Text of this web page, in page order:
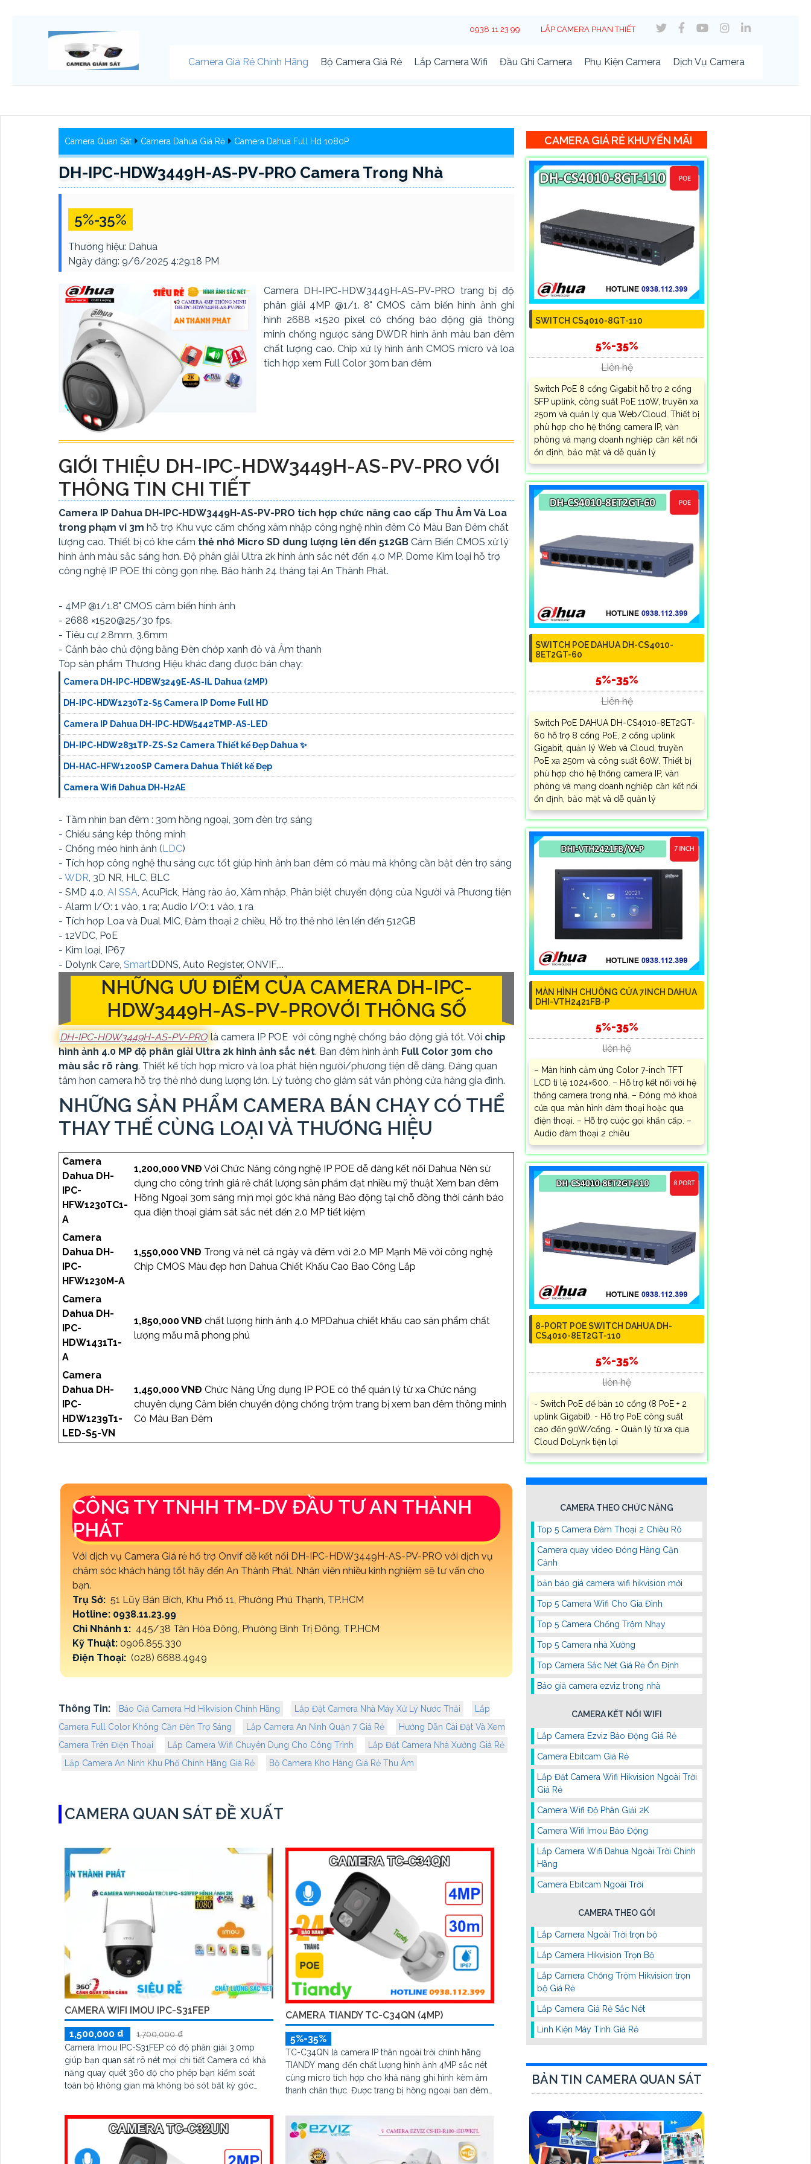
0938 11 23 99 LẮP CAMERA PHAN THIẾT
Camera Giá Rẻ Chính Hãng Bộ Camera Giá Rẻ Lắp Camera Wifi Đầu Ghi Camera Phụ Kiện Camera Dịch Vụ Camera
Camera Quan Sát Camera Dahua Giá Rẻ Camera Dahua Full Hd 1080P
DH-IPC-HDW3449H-AS-PV-PRO Camera Trong Nhà
5%-35%
Thương hiệu: Dahua
Ngày đăng: 9/6/2025 4:29:18 PM
Camera DH-IPC-HDW3449H-AS-PV-PRO trang bị độ
phân giải 4MP @1/1. 8" CMOS cảm biến hình ảnh ghi
hình 2688 ×1520 pixel có chống báo động giả thông
minh chống ngược sáng DWDR hình ảnh màu ban đêm
chất lượng cao. Chip xử lý hình ảnh CMOS micro và loa
tích hợp xem Full Color 30m ban đêm
GIỚI THIỆU DH-IPC-HDW3449H-AS-PV-PRO VỚI
THÔNG TIN CHI TIẾT
Camera IP Dahua DH-IPC-HDW3449H-AS-PV-PRO tích hợp chức năng cao cấp Thu Âm Và Loa
trong phạm vi 3m hỗ trợ Khu vực cấm chống xâm nhập công nghệ nhìn đêm Có Màu Ban Ðêm chất
lượng cao. Thiết bị có khe cắm thẻ nhớ Micro SD dung lượng lên đến 512GB Cảm Biến CMOS xử lý
hình ảnh màu sắc sáng hơn. Độ phân giải Ultra 2k hình ảnh sắc nét đến 4.0 MP. Dome Kim loại hỗ trợ
công nghệ IP POE thi công gọn nhẹ. Bảo hành 24 tháng tại An Thành Phát.
- 4MP @1/1.8" CMOS cảm biến hình ảnh
- 2688 ×1520@25/30 fps.
- Tiêu cự 2.8mm, 3.6mm
- Cảnh báo chủ động bằng Đèn chớp xanh đỏ và Âm thanh
Top sản phẩm Thương Hiệu khác đang được bán chạy:
Camera DH-IPC-HDBW3249E-AS-IL Dahua (2MP)
DH-IPC-HDW1230T2-S5 Camera IP Dome Full HD
Camera IP Dahua DH-IPC-HDW5442TMP-AS-LED
DH-IPC-HDW2831TP-ZS-S2 Camera Thiết kế Đẹp Dahua ✨
DH-HAC-HFW1200SP Camera Dahua Thiết kế Đẹp
Camera Wifi Dahua DH-H2AE
- Tầm nhìn ban đêm : 30m hồng ngoại, 30m đèn trợ sáng
- Chiếu sáng kép thông minh
- Chống méo hình ảnh ( LDC)
- Tích hợp công nghệ thu sáng cực tốt giúp hình ảnh ban đêm có màu mà không cần bật đèn trợ sáng
- WDR, 3D NR, HLC, BLC
- SMD 4.0, AI SSA, AcuPick, Hàng rào ảo, Xâm nhập, Phân biệt chuyển động của Người và Phương tiện
- Alarm I/O: 1 vào, 1 ra; Audio I/O: 1 vào, 1 ra
- Tích hợp Loa và Dual MIC, Đàm thoại 2 chiều, Hỗ trợ thẻ nhớ lên lến đến 512GB
- 12VDC, PoE
- Kim loại, IP67
- Dolynk Care, SmartDDNS, Auto Register, ONVIF,...
NHỮNG ƯU ĐIỂM CỦA CAMERA DH-IPC-
HDW3449H-AS-PV-PROVỚI THÔNG SỐ
DH-IPC-HDW3449H-AS-PV-PRO là camera IP POE với công nghệ chống báo động giả tốt. Với chip
hình ảnh 4.0 MP độ phân giải Ultra 2k hình ảnh sắc nét. Ban đêm hình ảnh Full Color 30m cho
màu sắc rõ ràng. Thiết kế tích hợp micro và loa phát hiện người/phương tiện dễ dàng. Đáng quan
tâm hơn camera hỗ trợ thẻ nhớ dung lượng lớn. Lý tưởng cho giám sát văn phòng cửa hàng gia đình.
NHỮNG SẢN PHẨM CAMERA BÁN CHẠY CÓ THỂ
THAY THẾ CÙNG LOẠI VÀ THƯƠNG HIỆU
Camera
Dahua DH-
IPC-
HFW1230TC1-
A
1,200,000 VNĐ Với Chức Năng công nghệ IP POE dễ dàng kết nối Dahua Nên sử
dụng cho công trình giá rẻ chất lượng sản phẩm đạt nhiều mỹ thuật Xem ban đêm
Hồng Ngoại 30m sáng mịn mọi góc khả năng Báo động tại chỗ đồng thời cảnh báo
qua điện thoại giám sát sắc nét đến 2.0 MP tiết kiệm
Camera
Dahua DH-
IPC-
HFW1230M-A
1,550,000 VNĐ Trong và nét cả ngày và đêm với 2.0 MP Mạnh Mẽ với công nghệ
Chip CMOS Màu đẹp hơn Dahua Chiết Khấu Cao Bao Công Lắp
Camera
Dahua DH-
IPC-
HDW1431T1-
A
1,850,000 VNĐ chất lượng hình ảnh 4.0 MPDahua chiết khấu cao sản phẩm chất
lượng mẫu mã phong phú
Camera
Dahua DH-
IPC-
HDW1239T1-
LED-S5-VN
1,450,000 VNĐ Chức Năng Ứng dụng IP POE có thể quản lý từ xa Chức năng
chuyên dụng Cảm biến chuyển động chống trộm trang bị xem ban đêm thông minh
Có Màu Ban Ðêm
CÔNG TY TNHH TM-DV ĐẦU TƯ AN THÀNH
PHÁT
Với dịch vụ Camera Giá rẻ hổ trợ Onvif dễ kết nối DH-IPC-HDW3449H-AS-PV-PRO với dịch vụ
chăm sóc khách hàng tốt hãy đến An Thành Phát. Nhân viên nhiều kinh nghiệm sẽ tư vấn cho
bạn.
Trụ Sở: 51 Lũy Bán Bích, Khu Phố 11, Phường Phú Thạnh, TP.HCM
Hotline: 0938.11.23.99
Chi Nhánh 1: 445/38 Tân Hòa Đông, Phường Bình Trị Đông, TP.HCM
Kỹ Thuật: 0906.855.330
Điện Thoại: (028) 6688.4949
Thông Tin: Báo Giá Camera Hd Hikvision Chính Hãng Lắp Đặt Camera Nhà Máy Xử Lý Nước Thải
Lắp
Camera Full Color Không Cần Đèn Trợ Sáng
Lắp Camera An Ninh Quận 7 Giá Rẻ
Hướng Dẫn Cài Đặt Và Xem
Camera Trên Điện Thoại
Lắp Camera Wifi Chuyên Dụng Cho Công Trình
Lắp Đặt Camera Nhà Xưởng Giá Rẻ
Lắp Camera An Ninh Khu Phố Chính Hãng Giá Rẻ
Bộ Camera Kho Hàng Giá Rẻ Thu Âm
CAMERA QUAN SÁT ĐỀ XUẤT
CAMERA WIFI IMOU IPC-S31FEP
1,500,000 ₫
1,700,000 ₫
Camera Imou IPC-S31FEP có độ phân giải 3.0mp
giúp bạn quan sát rõ nét mọi chi tiết Camera có khả
năng quay quét 360 độ cho phép bạn kiểm soát
toàn bộ không gian mà không bỏ sót bất kỳ góc
20m giúp quan sát hiệu quả ngay cả khi ánh sáng
yếu vẫn có màu rõ nét như ban ngày
CAMERA TIANDY TC-C34QN (4MP)
5%-35%
TC-C34QN là camera IP thân ngoài trời chính hãng
TIANDY mang đến chất lượng hình ảnh 4MP sắc nét
cùng micro tích hợp cho khả năng ghi hình kèm âm
thanh chân thực. Được trang bị hồng ngoại ban đêm
POE tiện lợi, camera vận hành ổn định trong mọi điều
kiện thời tiết.
CAMERA GIÁ RẺ KHUYẾN MÃI
SWITCH CS4010-8GT-110
5%-35%
Liên hệ
Switch PoE 8 cổng Gigabit hỗ trợ 2 cổng
SFP uplink, công suất PoE 110W, truyền xa
250m và quản lý qua Web/Cloud. Thiết bị
phù hợp cho hệ thống camera IP, văn
phòng và mạng doanh nghiệp cần kết nối
ổn định, bảo mật và dễ quản lý
SWITCH POE DAHUA DH-CS4010-
8ET2GT-60
5%-35%
Liên hệ
Switch PoE DAHUA DH-CS4010-8ET2GT-
60 hỗ trợ 8 cổng PoE, 2 cổng uplink
Gigabit, quản lý Web và Cloud, truyền
PoE xa 250m và công suất 60W. Thiết bị
phù hợp cho hệ thống camera IP, văn
phòng và mạng doanh nghiệp cần kết nối
ổn định, bảo mật và dễ quản lý
MÀN HÌNH CHUÔNG CỬA 7INCH DAHUA
DHI-VTH2421FB-P
5%-35%
liên hệ
– Màn hình cảm ứng Color 7-inch TFT
LCD tỉ lệ 1024×600. – Hỗ trợ kết nối với hệ
thống camera trong nhà. – Đóng mở khoá
cửa qua màn hình đàm thoại hoặc qua
điện thoại. – Hỗ trợ cuộc gọi khẩn cấp. –
Audio đàm thoại 2 chiều
8-PORT POE SWITCH DAHUA DH-
CS4010-8ET2GT-110
5%-35%
liên hệ
- Switch PoE để bàn 10 cổng (8 PoE + 2
uplink Gigabit). - Hỗ trợ PoE công suất
cao đến 90W/cổng. - Quản lý từ xa qua
Cloud DoLynk tiện lợi
CAMERA THEO CHỨC NĂNG
Top 5 Camera Đàm Thoại 2 Chiều Rõ
Camera quay video Đóng Hàng Cận
Cảnh
bản báo giá camera wifi hikvision mới
Top 5 Camera Wifi Cho Gia Đình
Top 5 Camera Chống Trộm Nhạy
Top 5 Camera nhà Xưởng
Top Camera Sắc Nét Giá Rẻ Ổn Định
Báo giá camera ezviz trong nhà
CAMERA KẾT NỐI WIFI
Lắp Camera Ezviz Báo Động Giá Rẻ
Camera Ebitcam Giá Rẻ
Lắp Đặt Camera Wifi Hikvision Ngoài Trời
Giá Rẻ
Camera Wifi Độ Phân Giải 2K
Camera Wifi Imou Báo Động
Lắp Camera Wifi Dahua Ngoài Trời Chính
Hãng
Camera Ebitcam Ngoài Trời
CAMERA THEO GÓI
Lắp Camera Ngoài Trời trọn bộ
Lắp Camera Hikvision Trọn Bộ
Lắp Camera Chống Trộm Hikvision trọn
bộ Giá Rẻ
Lắp Camera Giá Rẻ Sắc Nét
Linh Kiện Máy Tính Giá Rẻ
BẢN TIN CAMERA QUAN SÁT